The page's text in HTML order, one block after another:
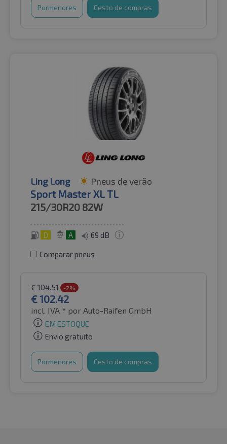
Pormenores Cesto de compras
Ling Long Pneus de verão
Sport Master XL TL
215/30R20 82W
D A 69 dB
Comparar pneus
€ 104.51 -2%
€102.42
incl. IVA * por Auto-Raifen GmbH
EM ESTOQUE
Envio gratuito
Pormenores Cesto de compras